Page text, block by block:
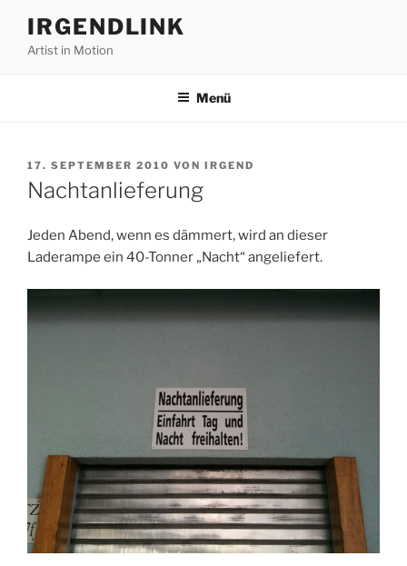
Inhalt
springen
IRGENDLINK
Artist in Motion
Menü
VERÖFFENTLICHT
AM
17. SEPTEMBER 2010 VON IRGEND
Nachtanlieferung
Jeden Abend, wenn es dämmert, wird an dieser
Laderampe ein 40-Tonner „Nacht“ angeliefert.